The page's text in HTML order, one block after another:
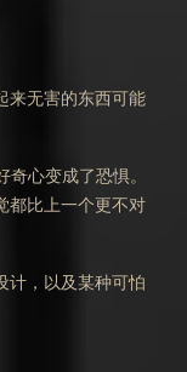
来无害的东西可能
心变成了恐惧。
都比上一个更不对
计，以及某种可怕